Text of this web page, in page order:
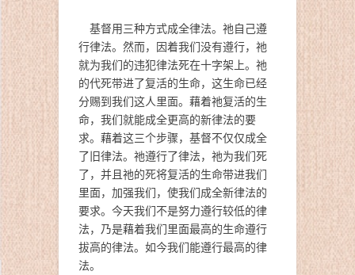
基督用三种方式成全律法。祂自己遵
行律法。然而，因着我们没有遵行，祂
就为我们的违犯律法死在十字架上。祂
的代死带进了复活的生命，这生命已经
分赐到我们这人里面。藉着祂复活的生
命，我们就能成全更高的新律法的要
求。藉着这三个步骤，基督不仅仅成全
了旧律法。祂遵行了律法，祂为我们死
了，并且祂的死将复活的生命带进我们
里面，加强我们，使我们成全新律法的
要求。今天我们不是努力遵行较低的律
法，乃是藉着我们里面最高的生命遵行
拔高的律法。如今我们能遵行最高的律
法。